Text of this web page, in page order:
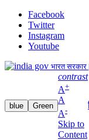
Facebook
Twitter
Instagram
Youtube
भारत
blue Green
contrast
A+
A
A-
Skip to
Content